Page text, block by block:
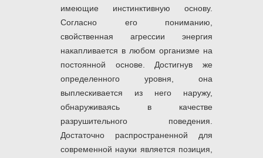
имеющие инстинктивную основу.
Согласно его пониманию,
свойственная агрессии энергия
накапливается в любом организме на
постоянной основе. Достигнув же
определенного уровня, она
выплескивается из него наружу,
обнаруживаясь в качестве
разрушительного поведения.
Достаточно распространенной для
современной науки является позиция,